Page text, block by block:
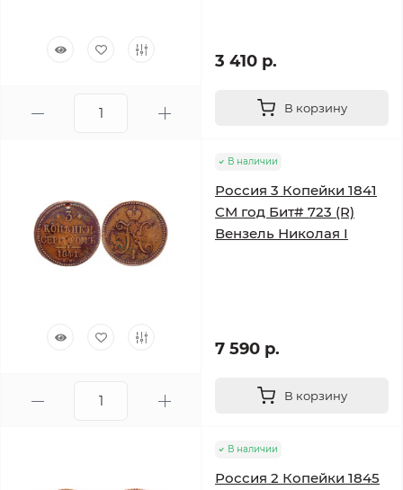
3 410 р.
В корзину
В наличии
Россия 3 Копейки 1841
СМ год Бит# 723 (R)
Вензель Николая I
7 590 р.
В корзину
В наличии
Россия 2 Копейки 1845